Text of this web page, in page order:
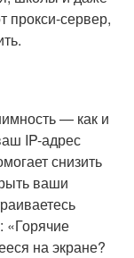
прокси-сервер,
— как и
IP-адрес
снизить
ваши
«Горячие
на экране?